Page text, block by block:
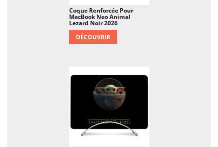
Coque Renforcée Pour
MacBook Neo Animal
Lezard Noir 2026
DÉCOUVRIR